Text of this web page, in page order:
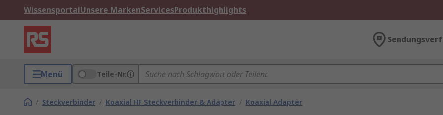
WissensportalUnsere MarkenServicesProdukthighlights
Menü Teile-Nr.
/ Steckverbinder / Koaxial HF Steckverbinder & Adapter / Koaxial Adapter